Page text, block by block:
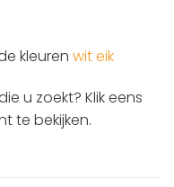
kleuren wit eik
u zoekt? Klik eens
te bekijken.